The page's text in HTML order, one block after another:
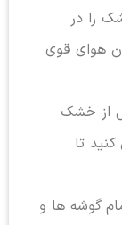
را در
هوای قوی
خشک
تا
گوشه ها و